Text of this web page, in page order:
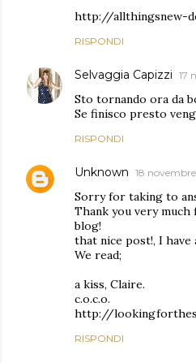
http://allthingsnew-
RISPONDI
Selvaggia Capizzi 17
Sto tornando ora da
Se finisco presto
RISPONDI
Unknown 18 novembre
Sorry for taking to
Thank you very
blog!
that nice post!, I have
We read;
a kiss, Claire.
c.o.c.o.
http://
RISPONDI